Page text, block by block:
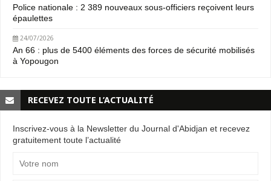
Police nationale : 2 389 nouveaux sous-officiers reçoivent leurs
épaulettes
24/07/2026
An 66 : plus de 5400 éléments des forces de sécurité mobilisés
à Yopougon
RECEVEZ TOUTE L’ACTUALITÉ
Inscrivez-vous à la Newsletter du Journal d'Abidjan et recevez
gratuitement toute l’actualité